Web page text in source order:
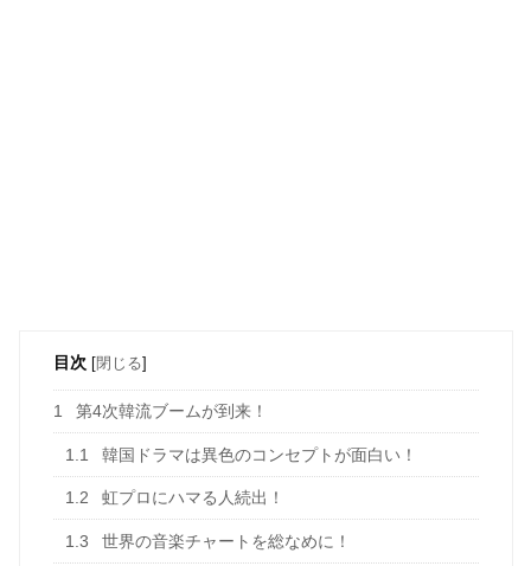
目次 [閉じる]
1 第4次韓流ブームが到来！
1.1 韓国ドラマは異色のコンセプトが面白い！
1.2 虹プロにハマる人続出！
1.3 世界の音楽チャートを総なめに！